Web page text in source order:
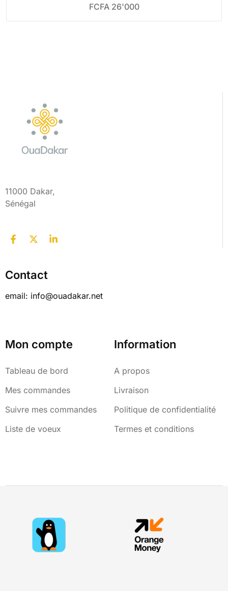
FCFA26'000
11000 Dakar,
Sénégal
Contact
email: info@ouadakar.net
Mon compte
Tableau de bord
Mes commandes
Suivre mes commandes
Liste de voeux
Information
A propos
Livraison
Politique de confidentialité
Termes et conditions